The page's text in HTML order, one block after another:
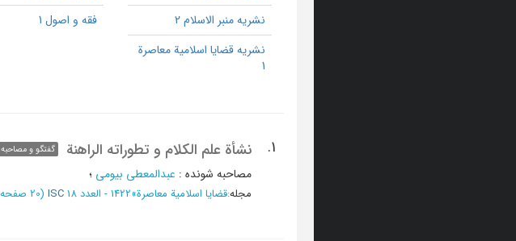
نشریه منبر الاسلام 2
نشریه قضایا اسلامیة معاصرة
1
فقه و اصول 1
1. نشأة علم الکلام و تطوراته الراهنة گفتگو و مصاحبه
مصاحبه شونده : عبدالمعطی بیومی ؛
مجله:قضایا اسلامیة معاصرة»1422 - العدد 18 ISC (‎20 صفحه -